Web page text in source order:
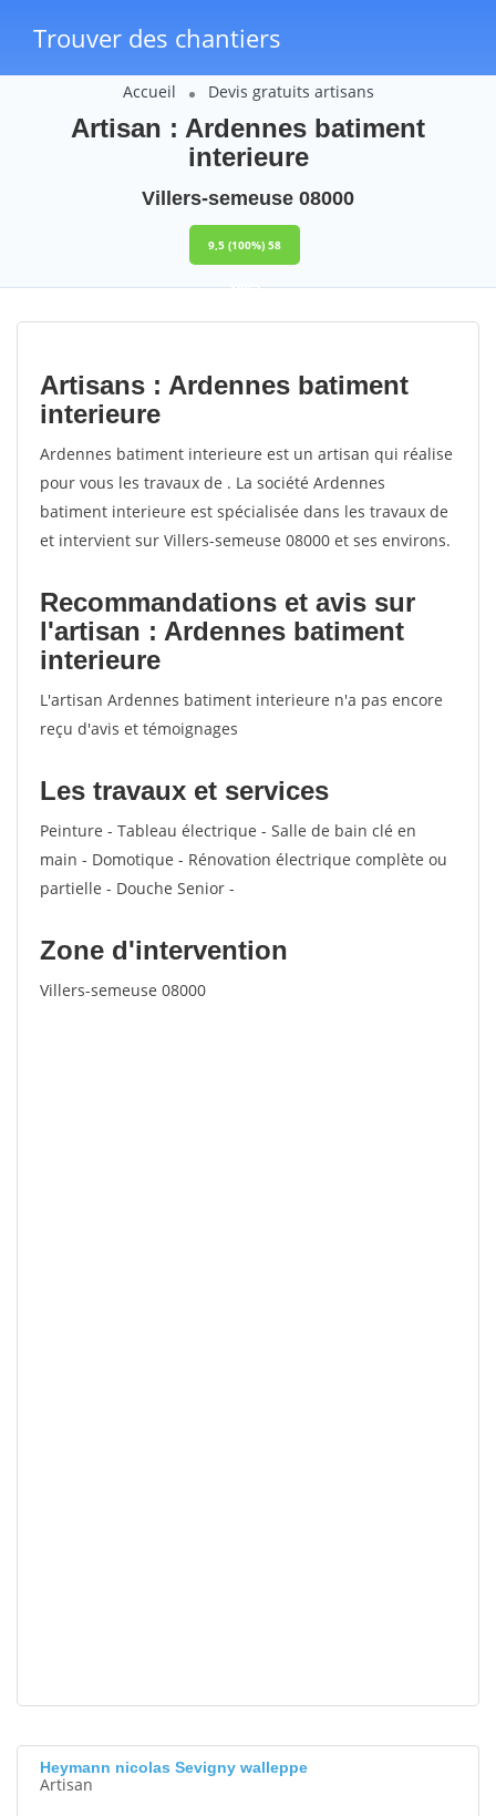
Trouver des chantiers
Accueil Devis gratuits artisans
Artisan : Ardennes batiment
interieure
Villers-semeuse 08000
9,5 (100%) 58
votes
Artisans : Ardennes batiment
interieure
Ardennes batiment interieure est un artisan qui réalise
pour vous les travaux de . La société Ardennes
batiment interieure est spécialisée dans les travaux de
et intervient sur Villers-semeuse 08000 et ses environs.
Recommandations et avis sur
l'artisan : Ardennes batiment
interieure
L'artisan Ardennes batiment interieure n'a pas encore
reçu d'avis et témoignages
Les travaux et services
Peinture - Tableau électrique - Salle de bain clé en
main - Domotique - Rénovation électrique complète ou
partielle - Douche Senior -
Zone d'intervention
Villers-semeuse 08000
Heymann nicolas Sevigny walleppe
Artisan